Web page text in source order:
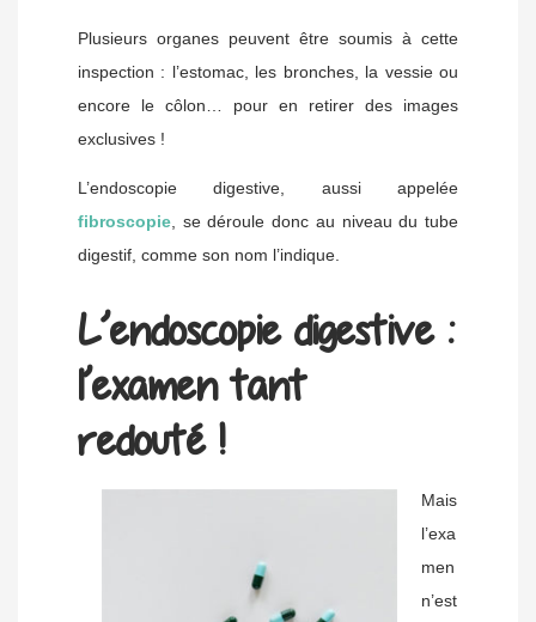
Plusieurs organes peuvent être soumis à cette
inspection : l’estomac, les bronches, la vessie ou
encore le côlon… pour en retirer des images
exclusives !
L’endoscopie digestive, aussi appelée
fibroscopie , se déroule donc au niveau du tube
digestif, comme son nom l’indique.
L’endoscopie digestive :
l’examen tant
redouté !
Mais
l’exa
men
n’est